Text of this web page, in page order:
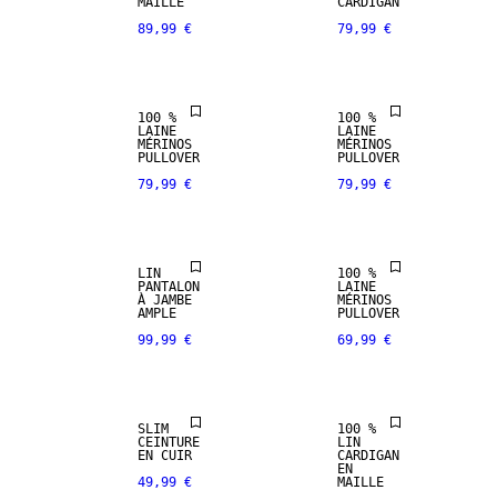
89,99 €
79,99 €
100 % LAINE
100 %
LAINE
MÉRINOS
PULLOVER
79,99 €
100 % LAINE
100 %
LAINE
MÉRINOS
PULLOVER
79,99 €
100 % LIN
PREMIUM
LIN
PANTALON
À JAMBE
AMPLE
99,99 €
PREMIUM
SELECTION
100 % LAINE
100 %
LAINE
MÉRINOS
PULLOVER
69,99 €
CUIR
VÉRITABLE
PREMIUM
SLIM
CEINTURE
EN CUIR
49,99 €
100 % LIN
PREMIUM
100 %
LIN
CARDIGAN
EN
MAILLE
CUIR
100 % LIN